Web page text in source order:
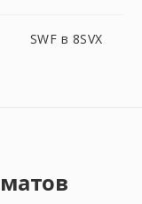
SWF в 8SVX